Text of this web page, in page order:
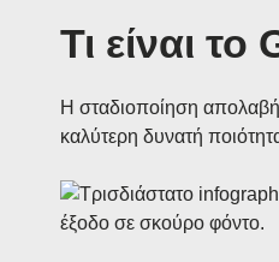
Τι είναι
Η σταδιοποίηση
καλύτερη δυνατή